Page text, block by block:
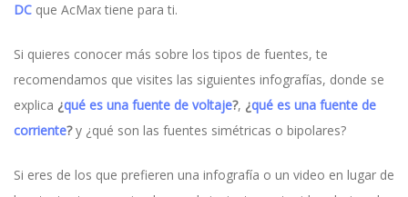
DC que AcMax tiene para ti.
Si quieres conocer más sobre los tipos de fuentes, te
recomendamos que visites las siguientes infografías, donde se
explica ¿qué es una fuente de voltaje?, ¿qué es una fuente de
corriente?y ¿qué son las fuentes simétricas o bipolares?
Si eres de los que prefieren una infografía o un video en lugar de